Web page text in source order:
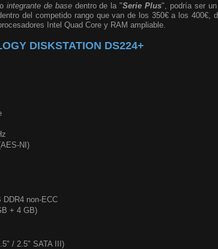
integrante de basedentro de la "Serie Plus", podría ser
del competido rango que van de los 350€ a los 400€,
Intel Quad Core y RAM ampliable.
DISKSTATION DS224+
NI)
non-ECC
+ 4 GB)
/ 2.5" SATA III)